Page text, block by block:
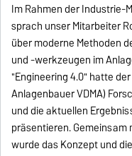
Im Rahmen der Industrie-
sprach unser Mitarbeiter
über moderne Methoden
und -werkzeugen im
"Engineering 4.0" hatte
Anlagenbauer VDMA)
und die aktuellen
präsentieren.
wurde das Konzept und